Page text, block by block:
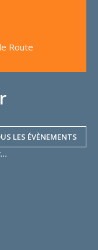
LES ÉVÈNEMENTS
Route